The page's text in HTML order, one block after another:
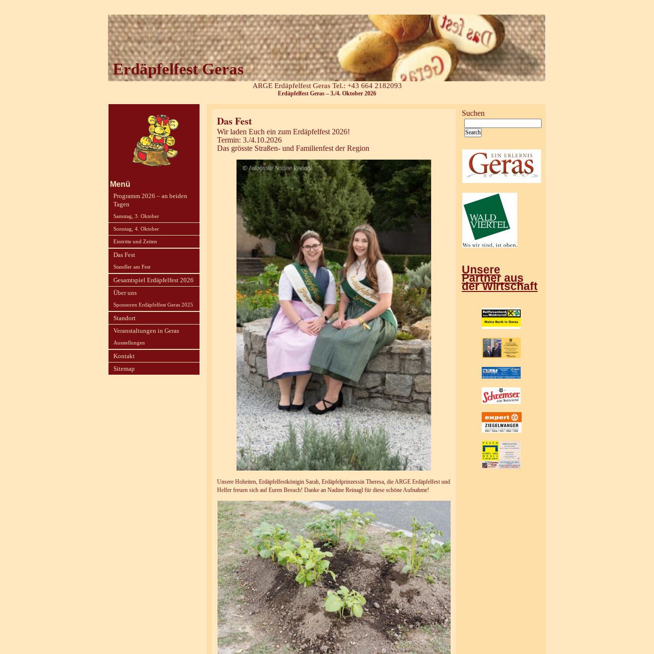
Erdäpfelfest Geras
ARGE Erdäpfelfest Geras Tel.: +43 664 2182093
Erdäpfelfest Geras – 3./4. Oktober 2026
Das Fest
Wir laden Euch ein zum Erdäpfelfest 2026!
Termin: 3./4.10.2026
Das grösste Straßen- und Familienfest der Region
Unsere Hoheiten, Erdäpfelfestkönigin Sarah, Erdäpfelprinzessin Theresa, die ARGE Erdäpfelfest und
Helfer freuen sich auf Euren Besuch! Danke an Nadine Reinagl für diese schöne Aufnahme!
Suchen
Unsere
Partner aus
der Wirtschaft
Menü
Programm 2026 – an beiden
Tagen
Samstag, 3. Oktober
Sonntag, 4. Oktober
Eintritte und Zeiten
Das Fest
Standler am Fest
Gesamtspiel Erdäpfelfest 2026
Über uns
Sponsoren Erdäpfelfest Geras 2025
Standort
Veranstaltungen in Geras
Ausstellungen
Kontakt
Sitemap